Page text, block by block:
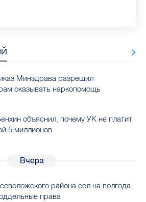
Минздрава разрешил
оказывать наркопомощь
объяснил, почему УК не платит
5 миллионов
Вчера
района сел на полгода
права